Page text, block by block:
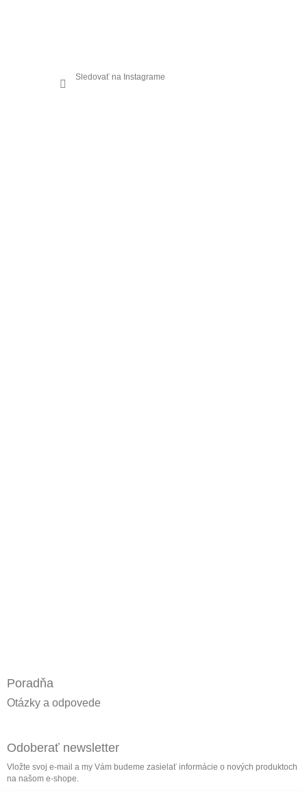
Sledovať na Instagrame
Poradňa
Otázky a odpovede
Odoberať newsletter
Vložte svoj e-mail a my Vám budeme zasielať informácie o nových produktoch
na našom e-shope.